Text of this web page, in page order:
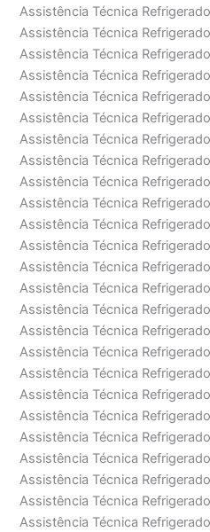
Assistência Técnica
Assistência Técnica
Assistência Técnica
Assistência Técnica
Assistência Técnica
Assistência Técnica
Assistência Técnica
Assistência Técnica
Assistência Técnica
Assistência Técnica
Assistência Técnica
Assistência Técnica
Assistência Técnica
Assistência Técnica
Assistência Técnica
Assistência Técnica
Assistência Técnica
Assistência Técnica
Assistência Técnica
Assistência Técnica
Assistência Técnica
Assistência Técnica
Assistência Técnica
Assistência Técnica
Assistência Técnica